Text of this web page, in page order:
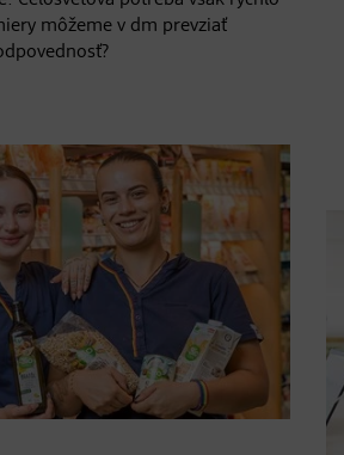
môžeme v dm prevziať